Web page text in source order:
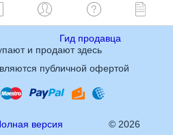
Гид продавца
и продают здесь
публичной офертой
версия © 2026